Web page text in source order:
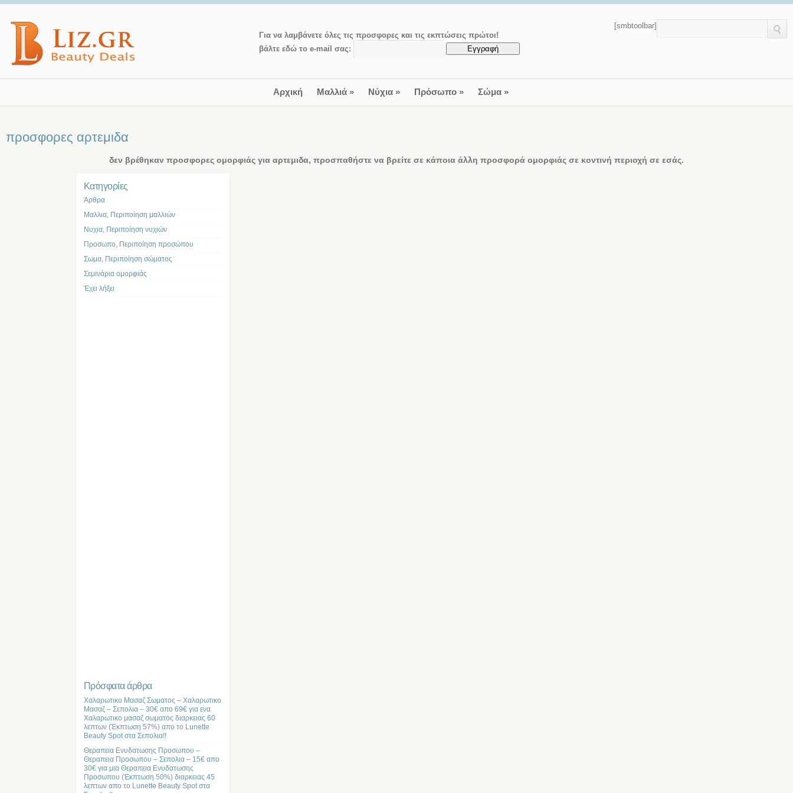
Για να λαμβάνετε όλες τις προσφορες και τις εκπτώσεις πρώτοι!
βάλτε εδώ το e-mail σας:
[smbtoolbar]
Αρχική Μαλλιά» Νύχια» Πρόσωπο» Σώμα»
προσφορες αρτεμιδα
δεν βρέθηκαν προσφορες ομορφιάς για αρτεμιδα, προσπαθήστε να βρείτε σε κάποια άλλη προσφορά ομορφιάς σε κοντινή περιοχή σε εσάς.
Kατηγορίες
Άρθρα
Μαλλια, Περιποίηση μαλλιών
Νυχια, Περιποίηση νυχιών
Προσωπο, Περιποίηση προσώπου
Σωμα, Περιποίηση σώματος
Σεμινάρια ομορφιάς
Έχει λήξει
Πρόσφατα άρθρα
Χαλαρωτικο Μασαζ Σωματος – Χαλαρωτικο
Μασαζ – Σεπολια – 30€ απο 69€ για ενα
Χαλαρωτικο μασαζ σωματος διαρκειας 60
λεπτων (Έκπτωση 57%) απο το Lunette
Beauty Spot στα Σεπολια!!
Θεραπεια Ενυδατωσης Προσωπου –
Θεραπεια Προσωπου – Σεπολια – 15€ απο
30€ για μια Θεραπεια Ενυδατωσης
Προσωπου (Έκπτωση 50%) διαρκειας 45
λεπτων απο το Lunette Beauty Spot στα